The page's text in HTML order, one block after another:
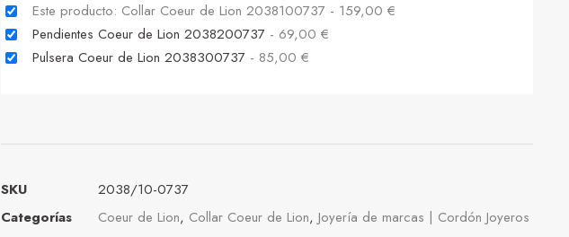
Este producto: Collar Coeur de Lion 2038100737 - 159,00 €
Pendientes Coeur de Lion 2038200737 - 69,00 €
Pulsera Coeur de Lion 2038300737 - 85,00 €
SKU
2038/10-0737
Categorías
Coeur de Lion, Collar Coeur de Lion, Joyería de marcas | Cordón Joyeros